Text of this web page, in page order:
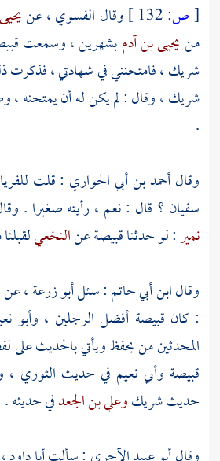
[ص: وقال الفسوي، عن
منيحيى بن آدمبشهرين ، وسمعت
شريك، فامتحنني في شهادتي ، فذكرت
شريك، وقال : لم يكن له أن يمتحنه
.
وقالأحمد بن أبي الحواري : قلت
سفيان ؟ قال : نعم ، رأيته صغيرا .
نمير: لو حدثناقبيصةعنالنخعي
وقالابن أبي حاتم: سئلأبو زرعة، عن
: كان قبيصة أفضل الرجلين ، وأبو
المحدثين من يحفظ ويأتي بالحديث
قبيصة وأبي نعيم في حديث الثوري
حديثشريكوعلي بن الجعدفي حديثه .